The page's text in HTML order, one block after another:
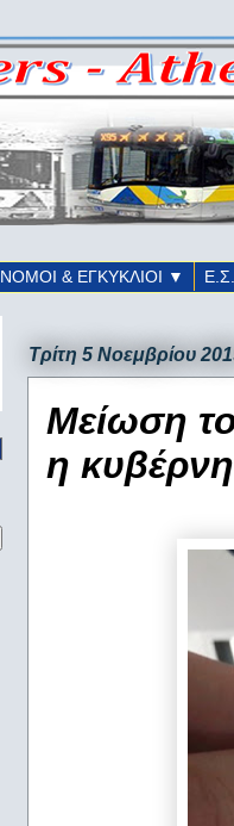
ΝΟΜΟΙ & ΕΓΚΥΚΛΙΟΙ ▼
Τρίτη 5 Νοεμβρίου
Μείωση
η